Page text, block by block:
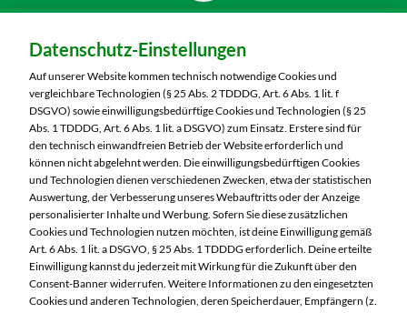
MARKTKAUF Bautzen
Niederkainaer Straße 14
02625 Bautzen
Telefon:03591 6280
Markt ändern
Öffnungszeiten diese Woche:
Mo:
07:00 – 20:00 Uhr
Di:
07:00 – 20:00 Uhr
Mi:
07:00 – 20:00 Uhr
Do:
07:00 – 21:00 Uhr
Datenschutz-Einstellungen
Auf unserer Website kommen technisch notwendige Cookies und
vergleichbare Technologien (§ 25 Abs. 2 TDDDG, Art. 6 Abs. 1 lit. f
DSGVO) sowie einwilligungsbedürftige Cookies und Technologien (§ 25
Abs. 1 TDDDG, Art. 6 Abs. 1 lit. a DSGVO) zum Einsatz. Erstere sind für
den technisch einwandfreien Betrieb der Website erforderlich und
können nicht abgelehnt werden. Die einwilligungsbedürftigen Cookies
und Technologien dienen verschiedenen Zwecken, etwa der statistischen
Auswertung, der Verbesserung unseres Webauftritts oder der Anzeige
personalisierter Inhalte und Werbung. Sofern Sie diese zusätzlichen
Cookies und Technologien nutzen möchten, ist deine Einwilligung gemäß
Art. 6 Abs. 1 lit. a DSGVO, § 25 Abs. 1 TDDDG erforderlich. Deine erteilte
Einwilligung kannst du jederzeit mit Wirkung für die Zukunft über den
Consent-Banner widerrufen. Weitere Informationen zu den eingesetzten
Cookies und anderen Technologien, deren Speicherdauer, Empfängern (z.